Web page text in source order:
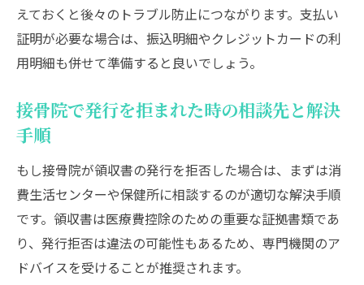
えておくと後々のトラブル防止につながります。支払い
証明が必要な場合は、振込明細やクレジットカードの利
用明細も併せて準備すると良いでしょう。
接骨院で発行を拒まれた時の相談先と解決
手順
もし接骨院が領収書の発行を拒否した場合は、まずは消
費生活センターや保健所に相談するのが適切な解決手順
です。領収書は医療費控除のための重要な証拠書類であ
り、発行拒否は違法の可能性もあるため、専門機関のア
ドバイスを受けることが推奨されます。